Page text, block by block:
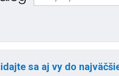
sa aj vy do